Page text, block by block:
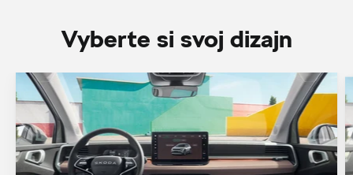
Vyberte si svoj dizajn